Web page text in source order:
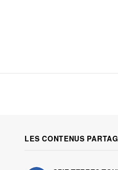
LES CONTENUS